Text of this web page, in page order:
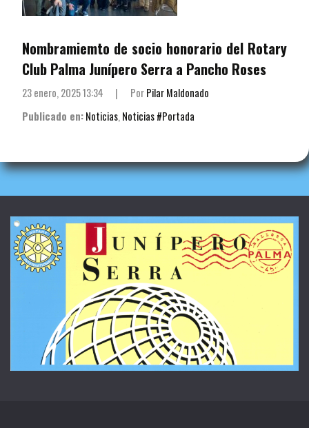
Nombramiemto de socio honorario del Rotary
Club Palma Junípero Serra a Pancho Roses
23 enero, 2025 13:34 | PorPilar Maldonado
Publicado en:Noticias,Noticias #Portada